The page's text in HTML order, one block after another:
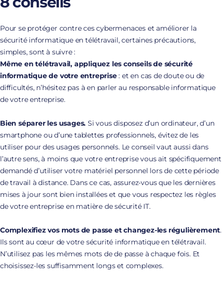
Pour se protéger contre ces cybermenaces et améliorer la
sécurité informatique en télétravail, certaines précautions,
simples, sont à suivre :
Même en télétravail, appliquez les conseils de sécurité
informatique de votre entreprise: et en cas de doute ou de
difficultés, n’hésitez pas à en parler au responsable informatique
de votre entreprise.
Bien séparer les usages. Si vous disposez d’un ordinateur, d’un
smartphone ou d’une tablettes professionnels, évitez de les
utiliser pour des usages personnels. Le conseil vaut aussi dans
l’autre sens, à moins que votre entreprise vous ait spécifiquement
demandé d’utiliser votre matériel personnel lors de cette période
de travail à distance. Dans ce cas, assurez-vous que les dernières
mises à jour sont bien installées et que vous respectez les règles
de votre entreprise en matière de sécurité IT.
Complexifiez vos mots de passe et changez-les régulièrement.
Ils sont au cœur de votre sécurité informatique en télétravail.
N’utilisez pas les mêmes mots de de passe à chaque fois. Et
choisissez-les suffisamment longs et complexes.